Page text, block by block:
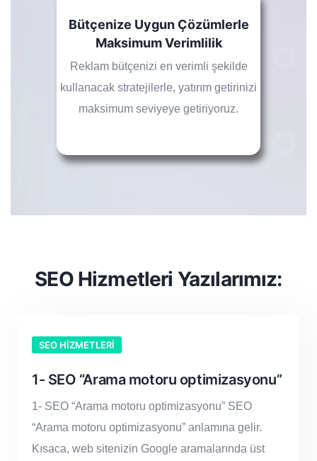
Bütçenize Uygun Çözümlerle
Maksimum Verimlilik
Reklam bütçenizi en verimli şekilde
kullanacak stratejilerle, yatırım getirinizi
maksimum seviyeye getiriyoruz.
SEO Hizmetleri Yazılarımız:
SEO HIZMETLERI
1- SEO “Arama motoru optimizasyonu”
1- SEO “Arama motoru optimizasyonu” SEO
“Arama motoru optimizasyonu” anlamına gelir.
Kısaca, web sitenizin Google aramalarında üst